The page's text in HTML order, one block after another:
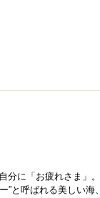
分に「お疲れさま」。
と呼ばれる美しい海、